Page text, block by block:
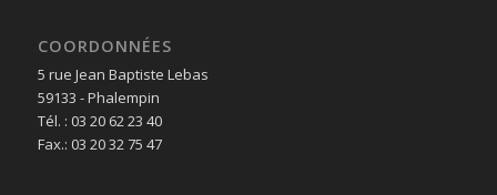
COORDONNÉES
5 rue Jean Baptiste Lebas
59133 - Phalempin
Tél. : 03 20 62 23 40
Fax.: 03 20 32 75 47